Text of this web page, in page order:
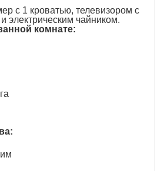
с 1 кроватью, телевизором с
электрическим чайником.
комнате: